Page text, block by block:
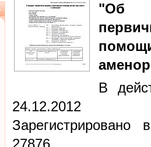
"Об
В
24.12.2012
27876